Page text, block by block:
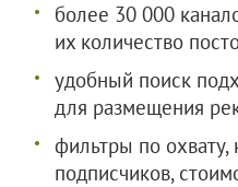
более 30 000
их количество
удобный поиск
для размещения
фильтры по охвату,
подписчиков,